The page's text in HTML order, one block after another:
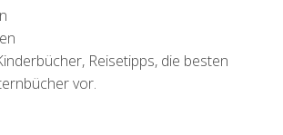
Reisetipps, die besten
vor.